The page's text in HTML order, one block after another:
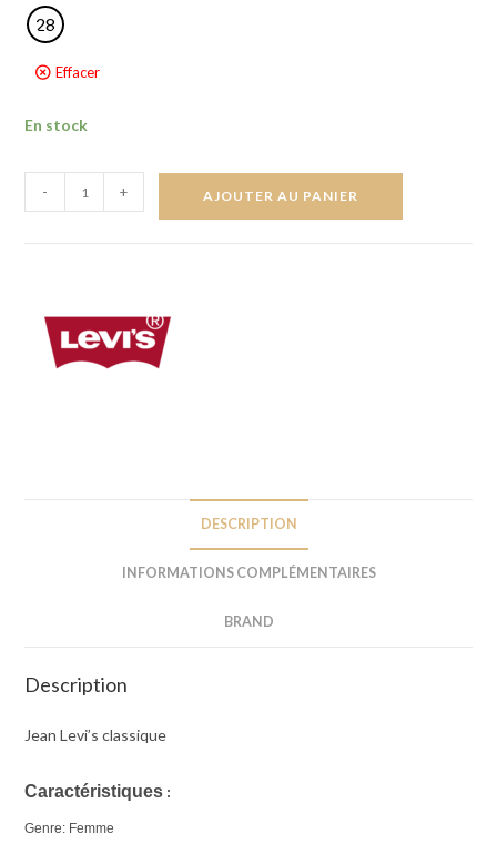
28
Effacer
En stock
- + AJOUTER AU PANIER
DESCRIPTION
INFORMATIONS COMPLÉMENTAIRES
BRAND
Description
Jean Levi’s classique
Caractéristiques :
Genre: Femme